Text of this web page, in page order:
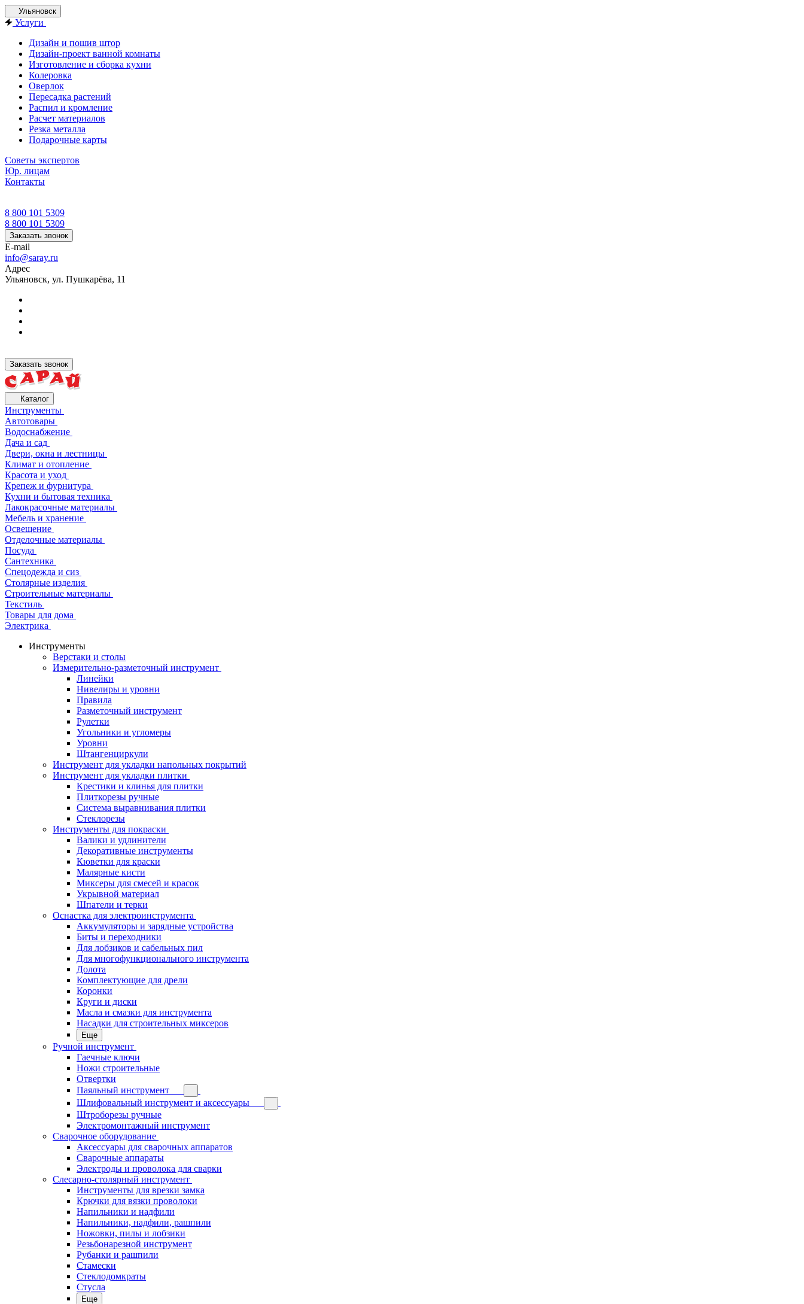
Ульяновск
Услуги
Дизайн и пошив штор
Дизайн-проект ванной комнаты
Изготовление и сборка кухни
Колеровка
Оверлок
Пересадка растений
Распил и кромление
Расчет материалов
Резка металла
Подарочные карты
Советы экспертов
Юр. лицам
Контакты
8 800 101 5309
8 800 101 5309
Заказать звонок
E-mail
info@saray.ru
Адрес
Ульяновск, ул. Пушкарёва, 11
Заказать звонок
Каталог
Инструменты
Автотовары
Водоснабжение
Дача и сад
Двери, окна и лестницы
Климат и отопление
Красота и уход
Крепеж и фурнитура
Кухни и бытовая техника
Лакокрасочные материалы
Мебель и хранение
Освещение
Отделочные материалы
Посуда
Сантехника
Спецодежда и сиз
Столярные изделия
Строительные материалы
Текстиль
Товары для дома
Электрика
Инструменты
Верстаки и столы
Измерительно-разметочный инструмент
Линейки
Нивелиры и уровни
Правила
Разметочный инструмент
Рулетки
Угольники и угломеры
Уровни
Штангенциркули
Инструмент для укладки напольных покрытий
Инструмент для укладки плитки
Крестики и клинья для плитки
Плиткорезы ручные
Система выравнивания плитки
Стеклорезы
Инструменты для покраски
Валики и удлинители
Декоративные инструменты
Кюветки для краски
Малярные кисти
Миксеры для смесей и красок
Укрывной материал
Шпатели и терки
Оснастка для электроинструмента
Аккумуляторы и зарядные устройства
Биты и переходники
Для лобзиков и сабельных пил
Для многофункционального инструмента
Долота
Комплектующие для дрели
Коронки
Круги и диски
Масла и смазки для инструмента
Насадки для строительных миксеров
Еще
Ручной инструмент
Гаечные ключи
Ножи строительные
Отвертки
Паяльный инструмент
Шлифовальный инструмент и аксессуары
Штроборезы ручные
Электромонтажный инструмент
Сварочное оборудование
Аксессуары для сварочных аппаратов
Сварочные аппараты
Электроды и проволока для сварки
Слесарно-столярный инструмент
Инструменты для врезки замка
Крючки для вязки проволоки
Напильники и надфили
Напильники, надфили, рашпили
Ножовки, пилы и лобзики
Резьбонарезной инструмент
Рубанки и рашпили
Стамески
Стеклодомкраты
Стусла
Еще